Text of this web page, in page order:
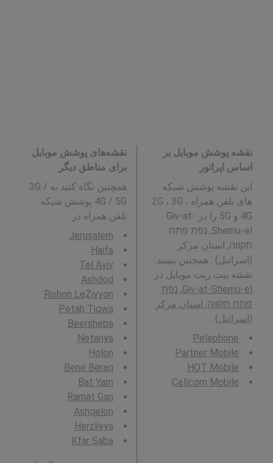
نقشه پوشش موبایل بر
اساس اپراتور
این نقشه پوشش شبکه
های تلفن همراه 2G ، 3G ،
4G و 5G را در Giv-at-
Shemu-el, נפת פתח
תקווה, استان مرکز
(اسرائیل) . همچنین ببینید:
نقشه بیت ریت موبایل در
Giv-at-Shemu-el, נפת
פתח תקווה, استان مرکز
(اسرائیل)
Pelephone
Partner Mobile
HOT Mobile
Cellcom Mobile
نقشه‌های پوشش موبایل
برای مناطق دیگر
همچنین نگاه کنید به 3G /
4G / 5G پوشش شبکه
تلفن همراه در :
Jerusalem
Haifa
Tel Aviv
Ashdod
Rishon LeẔiyyon
Petaẖ Tiqwa
Beersheba
Netanya
H̱olon
Bené Beraq
Bat Yam
Ramat Gan
Ashqelon
Herzliyya
Kfar Saba